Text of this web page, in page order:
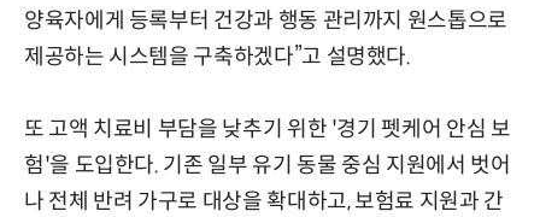
양육자에게 등록부터 건강과 행동 관리까지 원스톱으로
제공하는 시스템을 구축하겠다”고 설명했다.
또 고액 치료비 부담을 낮추기 위한 '경기 펫케어 안심 보
험'을 도입한다. 기존 일부 유기 동물 중심 지원에서 벗어
나 전체 반려 가구로 대상을 확대하고, 보험료 지원과 간